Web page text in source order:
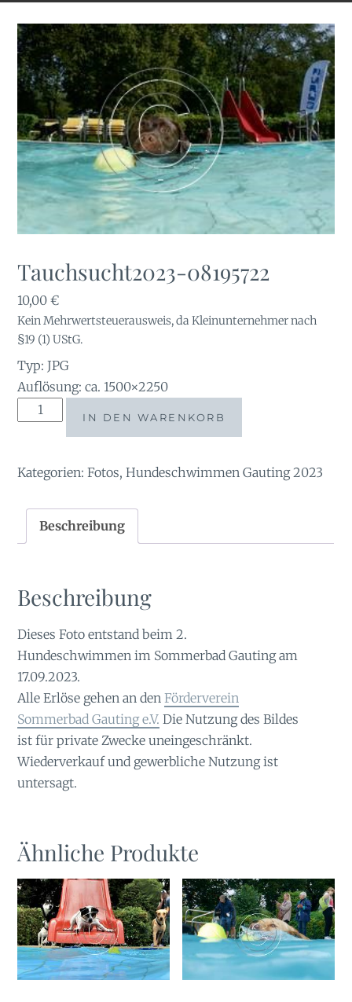
Tauchsucht2023-08195722
10,00€
Kein Mehrwertsteuerausweis, da Kleinunternehmer nach
§19 (1) UStG.
Typ: JPG
Auflösung: ca. 1500×2250
Tauchsucht2023-
IN DEN WARENKORB
Kategorien:Fotos,Hundeschwimmen Gauting 2023
Beschreibung
Beschreibung
Dieses Foto entstand beim 2.
Hundeschwimmen im Sommerbad Gauting am
17.09.2023.
Alle Erlöse gehen an denFörderverein
Sommerbad Gauting e.V. Die Nutzung des Bildes
ist für private Zwecke uneingeschränkt.
Wiederverkauf und gewerbliche Nutzung ist
untersagt.
Ähnliche Produkte